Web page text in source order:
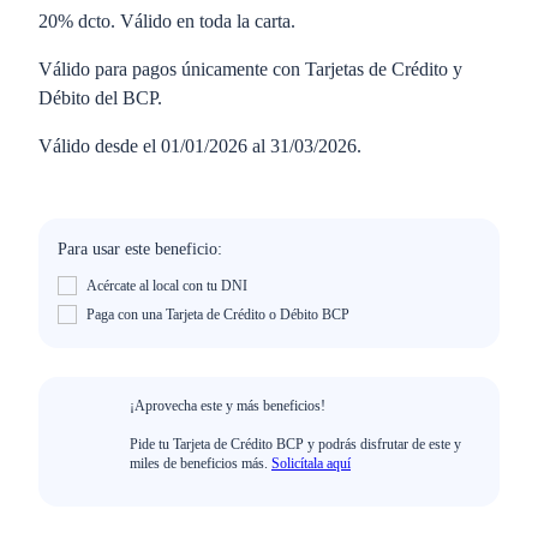
20% dcto. Válido en toda la carta.
Válido para pagos únicamente con Tarjetas de Crédito y
Débito del BCP.
Válido desde el 01/01/2026 al 31/03/2026.
Para usar este beneficio:
Acércate al local con tu DNI
Paga con una Tarjeta de Crédito o Débito BCP
¡Aprovecha este y más beneficios!
Pide tu Tarjeta de Crédito BCP y podrás disfrutar de este y
miles de beneficios más. Solicítala aquí